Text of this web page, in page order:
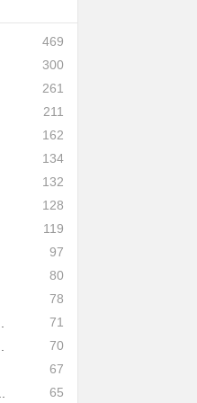
469
300
261
211
162
134
132
128
119
97
80
78
71
70
67
65